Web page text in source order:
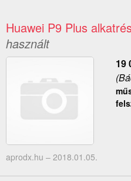
Huawei P9 Plus
használt
19
aprodx.hu – 2018.01.05.